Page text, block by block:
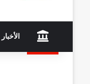
الأخبار